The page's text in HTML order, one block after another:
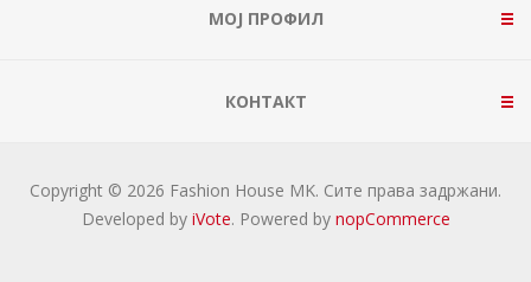
МОЈ ПРОФИЛ
КОНТАКТ
Copyright © 2026 Fashion House MK. Сите права задржани.
Developed by iVote. Powered by nopCommerce